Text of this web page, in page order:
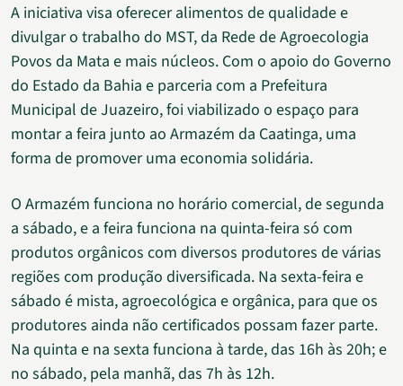
A iniciativa visa oferecer alimentos de qualidade e
divulgar o trabalho do MST, da Rede de Agroecologia
Povos da Mata e mais núcleos. Com o apoio do Governo
do Estado da Bahia e parceria com a Prefeitura
Municipal de Juazeiro, foi viabilizado o espaço para
montar a feira junto ao Armazém da Caatinga, uma
forma de promover uma economia solidária.
O Armazém funciona no horário comercial, de segunda
a sábado, e a feira funciona na quinta-feira só com
produtos orgânicos com diversos produtores de várias
regiões com produção diversificada. Na sexta-feira e
sábado é mista, agroecológica e orgânica, para que os
produtores ainda não certificados possam fazer parte.
Na quinta e na sexta funciona à tarde, das 16h às 20h; e
no sábado, pela manhã, das 7h às 12h.